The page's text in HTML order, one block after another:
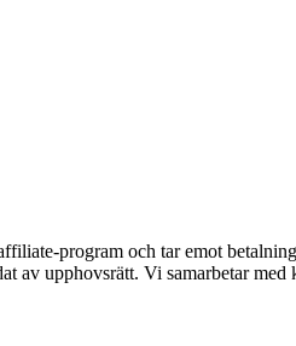
program och tar emot
av upphovsrätt. Vi samarbetar